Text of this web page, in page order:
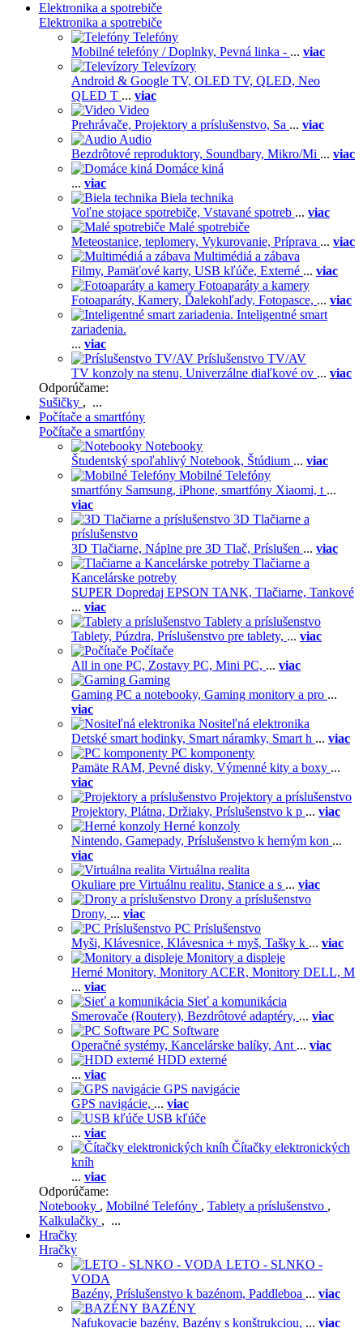
Elektronika a spotrebiče
Elektronika a spotrebiče
Telefóny
Mobilné telefóny / Doplnky, Pevná linka - ... viac
Televízory
Android & Google TV, OLED TV, QLED, Neo
QLED T ... viac
Video
Prehrávače, Projektory a príslušenstvo, Sa ... viac
Audio
Bezdrôtové reproduktory, Soundbary, Mikro/Mi ... viac
Domáce kiná
... viac
Biela technika
Voľne stojace spotrebiče, Vstavané spotreb ... viac
Malé spotrebiče
Meteostanice, teplomery, Vykurovanie, Príprava ... viac
Multimédiá a zábava
Filmy, Pamäťové karty, USB kľúče, Externé ... viac
Fotoaparáty a kamery
Fotoaparáty, Kamery, Ďalekohľady, Fotopasce, ... viac
Inteligentné smart
zariadenia.
... viac
Príslušenstvo TV/AV
TV konzoly na stenu, Univerzálne diaľkové ov ... viac
Odporúčame:
Sušičky , ...
Počítače a smartfóny
Počítače a smartfóny
Notebooky
Študentský spoľahlivý Notebook, Štúdium ... viac
Mobilné Telefóny
smartfóny Samsung, iPhone, smartfóny Xiaomi, t ...
viac
3D Tlačiarne a
príslušenstvo
3D Tlačiarne, Náplne pre 3D Tlač, Príslušen ... viac
Tlačiarne a
Kancelárske potreby
SUPER Dopredaj EPSON TANK, Tlačiarne, Tankové
... viac
Tablety a príslušenstvo
Tablety, Púzdra, Príslušenstvo pre tablety, ... viac
Počítače
All in one PC, Zostavy PC, Mini PC, ... viac
Gaming
Gaming PC a notebooky, Gaming monitory a pro ...
viac
Nositeľná elektronika
Detské smart hodinky, Smart náramky, Smart h ... viac
PC komponenty
Pamäte RAM, Pevné disky, Výmenné kity a boxy ...
viac
Projektory a príslušenstvo
Projektory, Plátna, Držiaky, Príslušenstvo k p ... viac
Herné konzoly
Nintendo, Gamepady, Príslušenstvo k herným kon ...
viac
Virtuálna realita
Okuliare pre Virtuálnu realitu, Stanice a s ... viac
Drony a príslušenstvo
Drony, ... viac
PC Príslušenstvo
Myši, Klávesnice, Klávesnica + myš, Tašky k ... viac
Monitory a displeje
Herné Monitory, Monitory ACER, Monitory DELL, M
... viac
Sieť a komunikácia
Smerovače (Routery), Bezdrôtové adaptéry, ... viac
PC Software
Operačné systémy, Kancelárske balíky, Ant ... viac
HDD externé
... viac
GPS navigácie
GPS navigácie, ... viac
USB kľúče
... viac
Čítačky elektronických
kníh
... viac
Odporúčame:
Notebooky , Mobilné Telefóny , Tablety a príslušenstvo ,
Kalkulačky , ...
Hračky
Hračky
LETO - SLNKO -
VODA
Bazény, Príslušenstvo k bazénom, Paddleboa ... viac
BAZÉNY
Nafukovacie bazény, Bazény s konštrukciou, ... viac